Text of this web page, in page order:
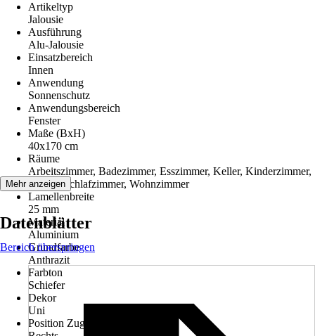
Artikeltyp
Jalousie
Ausführung
Alu-Jalousie
Einsatzbereich
Innen
Anwendung
Sonnenschutz
Anwendungsbereich
Fenster
Maße (BxH)
40x170 cm
Räume
Arbeitszimmer, Badezimmer, Esszimmer, Keller, Kinderzimmer,
Küche, Schlafzimmer, Wohnzimmer
Lamellenbreite
25 mm
Material
Aluminium
Grundfarbe
Anthrazit
Farbton
Schiefer
Dekor
Uni
Position Zugvorrichtung
Mehr anzeigen
Datenblätter
Bereich überspringen